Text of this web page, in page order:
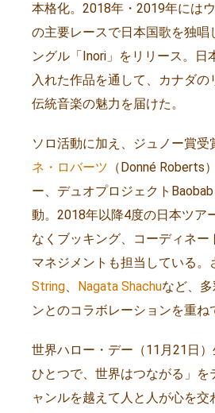
本格化。2018年・2019年には
の主要レースで日本国歌を独唱
ングル「Inori」をリリース。日
入れた作品を通して、カナダ
伝統音楽の魅力を届けた。
ソロ活動に加え、ジュノー賞受
ネ・ロバーツ （Donné Roberts
ー、デュオプロジェクト
動。2018年以降4度の日本ツア
なくブッキング、コーディネー
マネジメントも担当している。
String、 Nagata Shachuなど、
ンとのコラボレーションを重ね
世界ハロー・デー（11月21日
ひとつで、世界はつながる」を
ャンルを越えて人と人が心を交